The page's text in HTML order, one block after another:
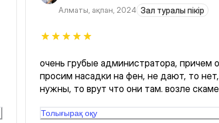
Алматы, ақпан, 2024 Зал туралы пікір
очень грубые администратора, причем
просим насадки на фен, не дают, то
нужны, то врут что они там. возле
не собирает.грустно
Толығырақ оқу